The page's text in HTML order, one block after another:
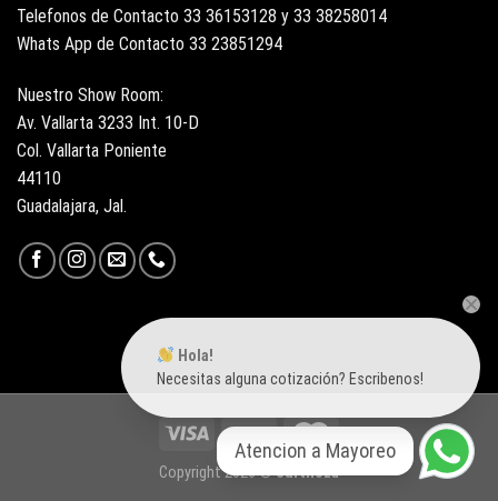
Telefonos de Contacto 33 36153128 y 33 38258014
Whats App de Contacto 33 23851294
Nuestro Show Room:
Av. Vallarta 3233 Int. 10-D
Col. Vallarta Poniente
44110
Guadalajara, Jal.
Copyright 2026 ©Surtiloza
Hola!
Necesitas alguna cotización? Escribenos!
Atencion a Mayoreo